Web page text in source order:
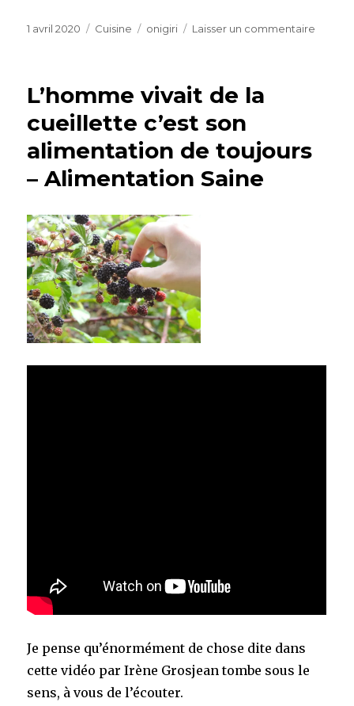
Publié
1 avril 2020 Catégories
Cuisine Étiquettes
onigiri Laisser un commentaire
L’homme vivait de la
cueillette c’est son
alimentation de toujours
– Alimentation Saine
Je pense qu’énormément de chose dite dans
cette vidéo par Irène Grosjean tombe sous le
sens, à vous de l’écouter.